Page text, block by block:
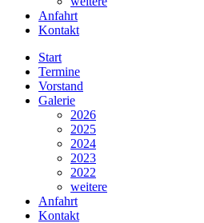
Anfahrt
Kontakt
Start
Termine
Vorstand
Galerie
2026
2025
2024
2023
2022
weitere
Anfahrt
Kontakt